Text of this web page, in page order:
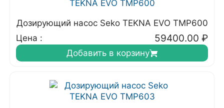
Дозирующий насос Seko TEKNA EVO TMP600
Цена :
59400.00 ₽
Добавить в корзину